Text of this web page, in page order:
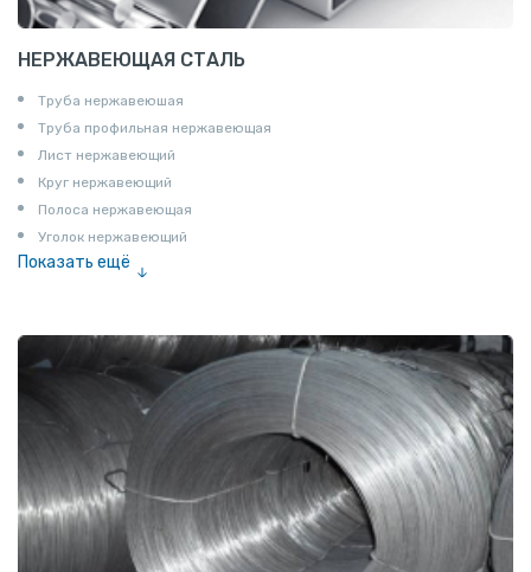
НЕРЖАВЕЮЩАЯ СТАЛЬ
Труба нержавеюшая
Труба профильная нержавеющая
Лист нержавеющий
Круг нержавеющий
Полоса нержавеющая
Уголок нержавеющий
Показать ещё